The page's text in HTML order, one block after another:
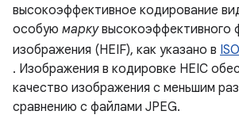
высокоэффективное кодирование
особую маркувысокоэффективного
изображения (HEIF), как указано в
. Изображения в кодировке HEIC
качество изображения с меньшим
сравнению с файлами JPEG.